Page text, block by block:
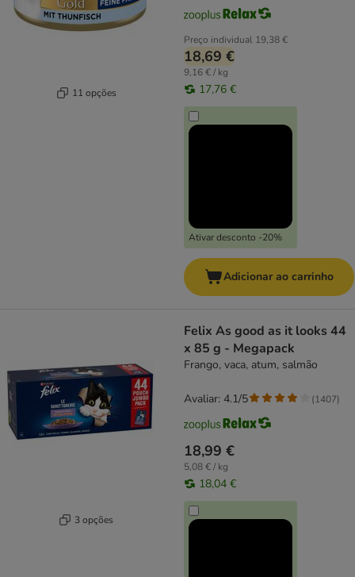
11 opções
Preço individual 19,38 €
18,69 €
9,16 € / kg
17,76 €
Ativar desconto -20%
Adicionar ao carrinho
3 opções
Felix As good as it looks 44
x 85 g - Megapack
Frango, vaca, atum, salmão
18,99 €
5,08 € / kg
18,04 €
Avaliar: 4.1/5 (1407)